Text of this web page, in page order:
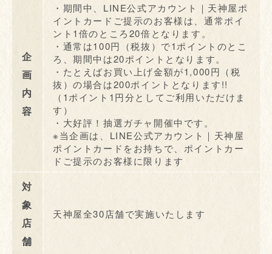
企
画
内
容
・期間中、LINE公式アカウント｜天神屋ポ
イントカードご提示のお客様は、通常ポイ
ント1倍のところ20倍となります。
・通常は100円（税抜）で1ポイントのとこ
ろ、期間中は20ポイントとなります。
・たとえばお買い上げ金額が1,000円（税
抜）の場合は200ポイントとなります!!
（1ポイント1円分としてご利用いただけま
す）
・大好評！抽選ガチャ開催中です。
※当企画は、LINE公式アカウント｜天神屋
ポイントカードをお持ちで、ポイントカー
ドご提示のお客様に限ります
対
象
店
舗
天神屋全30店舗で実施いたします